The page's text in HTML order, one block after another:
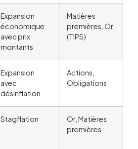
Expansion
économique
avec prix
montants
Matières
premières, Or
(TIPS)
Expansion
avec
désinflation
Actions,
Obligations
Stagflation
Or, Matières
premières